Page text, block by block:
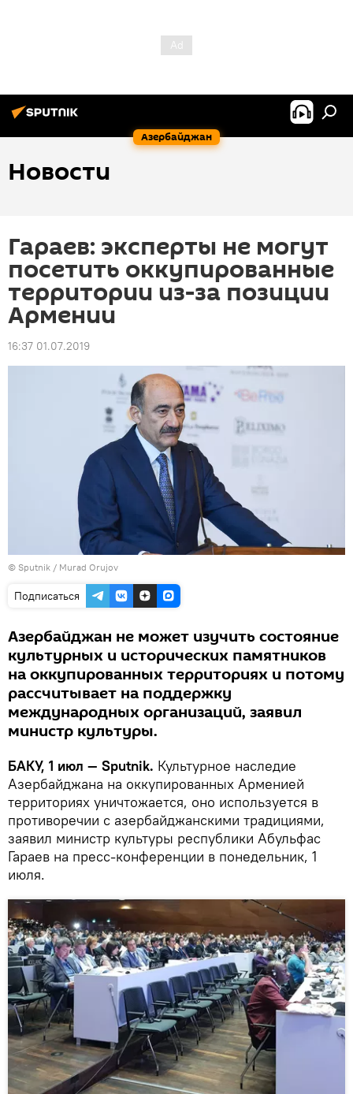
Азербайджан
Новости
Гараев: эксперты не могут
посетить оккупированные
территории из-за позиции
Армении
16:37 01.07.2019
© Sputnik / Murad Orujov
Подписаться
Азербайджан не может изучить состояние
культурных и исторических памятников
на оккупированных территориях и потому
рассчитывает на поддержку
международных организаций, заявил
министр культуры.
БАКУ, 1 июл — Sputnik. Культурное наследие
Азербайджана на оккупированных Арменией
территориях уничтожается, оно используется в
противоречии с азербайджанскими традициями,
заявил министр культуры республики Абульфас
Гараев на пресс-конференции в понедельник, 1
июля.